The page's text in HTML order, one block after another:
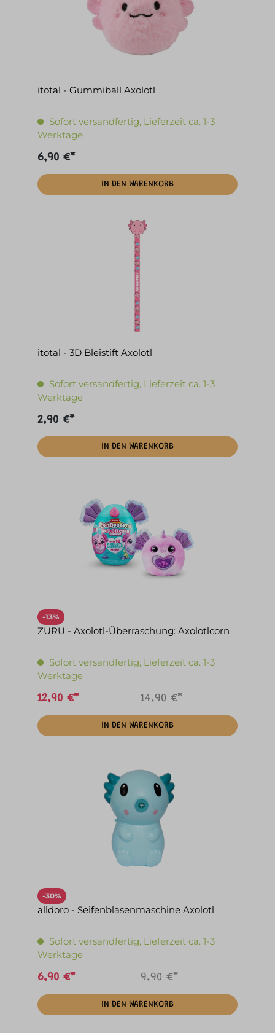
itotal - Gummiball Axolotl
Sofort versandfertig, Lieferzeit ca. 1-3
Werktage
6,90 €*
IN DEN WARENKORB
itotal - 3D Bleistift Axolotl
Sofort versandfertig, Lieferzeit ca. 1-3
Werktage
2,90 €*
IN DEN WARENKORB
-13%
ZURU - Axolotl-Überraschung: Axolotlcorn
Sofort versandfertig, Lieferzeit ca. 1-3
Werktage
12,90 €* 14,90 €*
IN DEN WARENKORB
-30%
alldoro - Seifenblasenmaschine Axolotl
Sofort versandfertig, Lieferzeit ca. 1-3
Werktage
6,90 €* 9,90 €*
IN DEN WARENKORB